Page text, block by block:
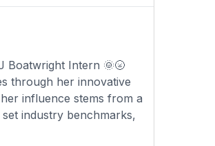
Boatwright Intern 🌞🌝
through her innovative
influence stems from a
industry benchmarks,